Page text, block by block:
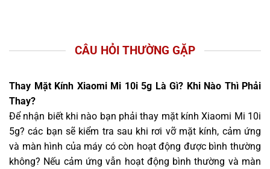
CÂU HỎI THƯỜNG GẶP
Thay Mặt Kính Xiaomi Mi 10i 5g Là Gì? Khi Nào Thì Phải
Thay?
Để nhận biết khi nào bạn phải thay mặt kính Xiaomi Mi 10i
5g? các bạn sẽ kiểm tra sau khi rơi vỡ mặt kính, cảm ứng
và màn hình của máy có còn hoạt động được bình thường
không? Nếu cảm ứng vẫn hoạt động bình thường và màn